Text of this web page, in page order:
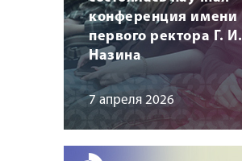
конференция имени
первого ректора Г. И.
Назина
7 апреля 2026